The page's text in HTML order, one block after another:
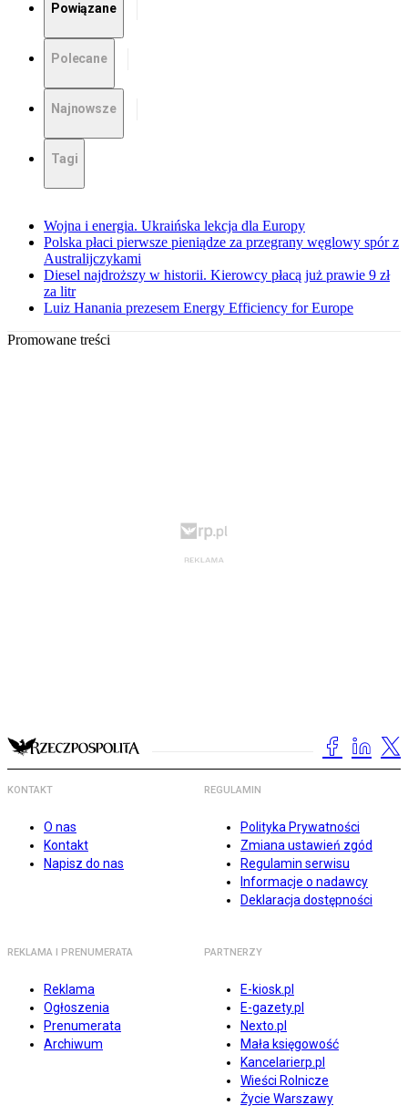
Powiązane
Polecane
Najnowsze
Tagi
Wojna i energia. Ukraińska lekcja dla Europy
Polska płaci pierwsze pieniądze za przegrany węglowy spór z
Australijczykami
Diesel najdroższy w historii. Kierowcy płacą już prawie 9 zł
za litr
Luiz Hanania prezesem Energy Efficiency for Europe
Promowane treści
KONTAKT
O nas
Kontakt
Napisz do nas
REGULAMIN
Polityka Prywatności
Zmiana ustawień zgód
Regulamin serwisu
Informacje o nadawcy
Deklaracja dostępności
REKLAMA I PRENUMERATA
Reklama
Ogłoszenia
Prenumerata
Archiwum
PARTNERZY
E-kiosk.pl
E-gazety.pl
Nexto.pl
Mała księgowość
Kancelarierp.pl
Wieści Rolnicze
Życie Warszawy